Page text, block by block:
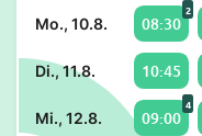
Mo., 10.8. 08:30
2
Di., 11.8. 10:45
Mi., 12.8. 09:00
4